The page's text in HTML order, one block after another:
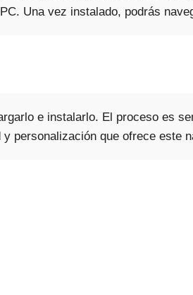
Una vez instalado, podrás
e instalarlo. El proceso es
y personalización que ofrece este